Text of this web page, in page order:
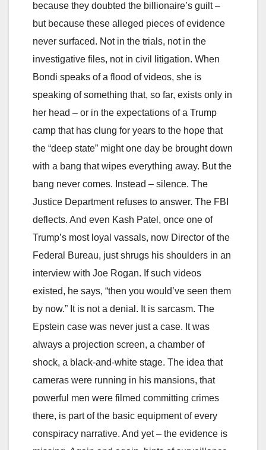
because they doubted the billionaire’s guilt –
but because these alleged pieces of evidence
never surfaced. Not in the trials, not in the
investigative files, not in civil litigation. When
Bondi speaks of a flood of videos, she is
speaking of something that, so far, exists only in
her head – or in the expectations of a Trump
camp that has clung for years to the hope that
the “deep state” might one day be brought down
with a bang that wipes everything away. But the
bang never comes. Instead – silence. The
Justice Department refuses to answer. The FBI
deflects. And even Kash Patel, once one of
Trump’s most loyal vassals, now Director of the
Federal Bureau, just shrugs his shoulders in an
interview with Joe Rogan. If such videos
existed, he says, “then you would’ve seen them
by now.” It is not a denial. It is sarcasm. The
Epstein case was never just a case. It was
always a projection screen, a chamber of
shock, a black-and-white stage. The idea that
cameras were running in his mansions, that
powerful men were filmed committing crimes
there, is part of the basic equipment of every
conspiracy narrative. And yet – the evidence is